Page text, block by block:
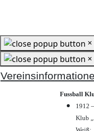
×
×
Fussball
1912
Klub